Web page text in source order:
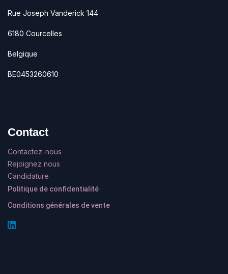
Rue Joseph Vanderick 144
6180 Courcelles
Belgique
BE0453260610
Contact
Contactez-nous
Rejoignez nous
Candidature
Politique de confidentialité
Conditions générales de vente